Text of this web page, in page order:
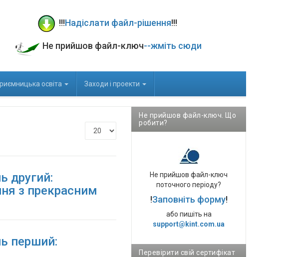
!!!Надіслати файл-рішення!!!
Не прийшов файл-ключ--жміть сюди
освіта Заходи і проекти
Показувати
другий:
з прекрасним
перший:
Не прийшов файл-ключ. Що
робити?
Не прийшов файл-ключ
поточного періоду?
!Заповніть форму!
або пишіть на
support@kint.com.ua
Перевірити свій сертифікат